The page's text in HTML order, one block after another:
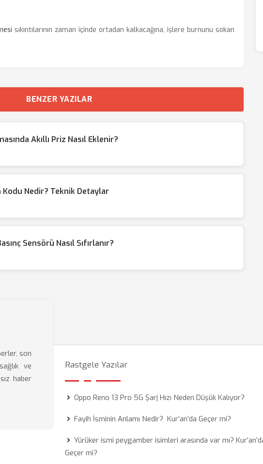
sıkıntılarının zaman içinde ortadan kalkacağına, işlere burnunu sokan
BENZER YAZILAR
Akıllı Priz Nasıl Eklenir?
Nedir? Teknik Detaylar
Sensörü Nasıl Sıfırlanır?
son
ve
haber
Rastgele Yazılar
Oppo Reno 13 Pro 5G Şarj Hızı Neden Düşük Kalıyor?
Fayih İsminin Anlamı Nedir? Kur’an’da Geçer mi?
Yürüker ismi peygamber isimleri arasında var mı?
Geçer mi?